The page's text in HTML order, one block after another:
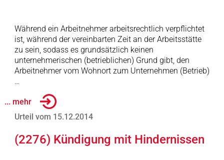
Während ein Arbeitnehmer arbeitsrechtlich verpflichtet
ist, während der vereinbarten Zeit an der Arbeitsstätte
zu sein, sodass es grundsätzlich keinen
unternehmerischen (betrieblichen) Grund gibt, den
Arbeitnehmer vom Wohnort zum Unternehmen (Betrieb)
…
... mehr
Urteil vom 15.12.2014
(2276) Kündigung mit Hindernissen